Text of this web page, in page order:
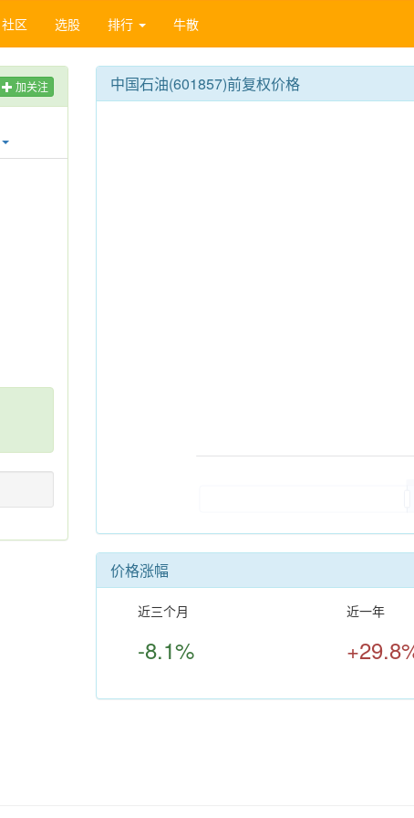
社区 选股 排行 牛散
加关注 中国石油(601857)前复权价格
价格涨幅
近三个月
-8.1%
近一年